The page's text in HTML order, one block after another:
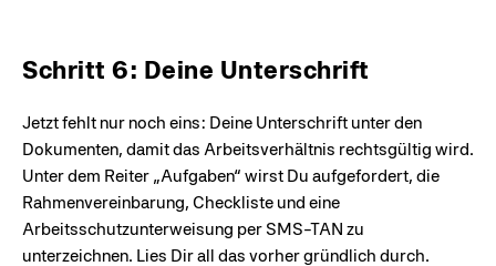
Schritt 6: Deine Unterschrift
Jetzt fehlt nur noch eins: Deine Unterschrift unter den
Dokumenten, damit das Arbeitsverhältnis rechtsgültig wird.
Unter dem Reiter „Aufgaben“ wirst Du aufgefordert, die
Rahmenvereinbarung, Checkliste und eine
Arbeitsschutzunterweisung per SMS-TAN zu
unterzeichnen. Lies Dir all das vorher gründlich durch.